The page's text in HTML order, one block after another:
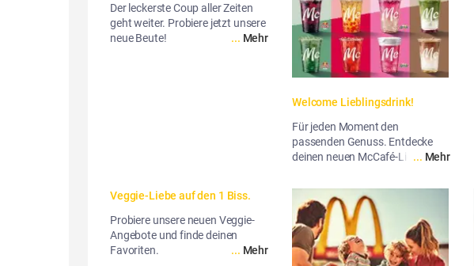
Der leckerste Coup aller Zeiten
geht weiter. Probiere jetzt unsere
neue Beute!
... Mehr
Welcome Lieblingsdrink!
Für jeden Moment den
passenden Genuss. Entdecke
deinen neuen McCafé-Liebling!
... Mehr
Veggie-Liebe auf den 1 Biss.
Probiere unsere neuen Veggie-
Angebote und finde deinen
Favoriten.
... Mehr